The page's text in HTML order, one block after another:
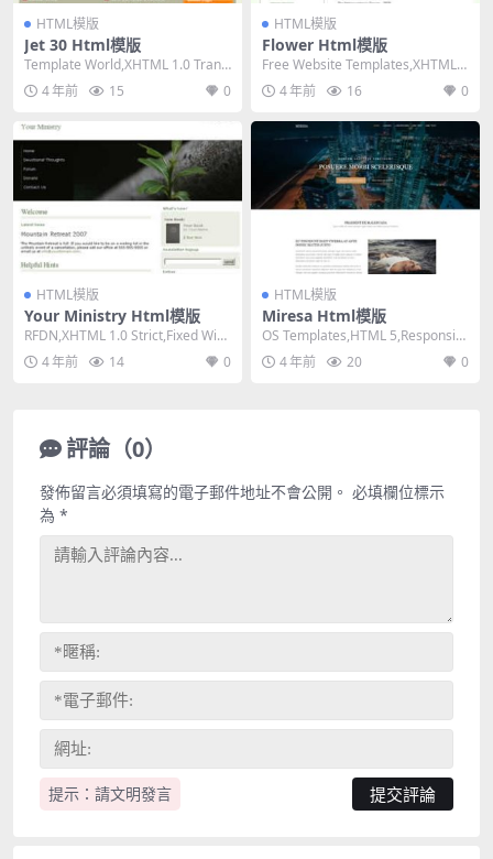
HTML模版
Jet 30 Html模版
Template World,XHTML 1.0 Transi
tional,Fi...
4 年前 15 0
HTML模版
Flower Html模版
Free Website Templates,XHTML
1.0 Strict,...
4 年前 16 0
HTML模版
Your Ministry Html模版
RFDN,XHTML 1.0 Strict,Fixed Widt
h, 2 Col...
4 年前 14 0
HTML模版
Miresa Html模版
OS Templates,HTML 5,Responsiv
e, 4 Column...
4 年前 20 0
評論（0）
提示：請文明發言
發佈留言必須填寫的電子郵件地址不會公開。 必填欄位標示
為 *